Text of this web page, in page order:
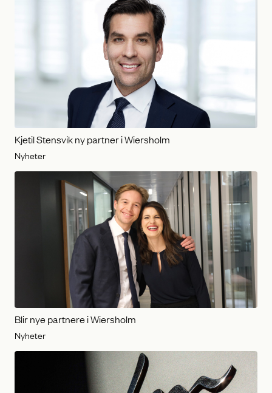
Kjetil Stensvik ny partner i Wiersholm
Nyheter
Blir nye partnere i Wiersholm
Nyheter